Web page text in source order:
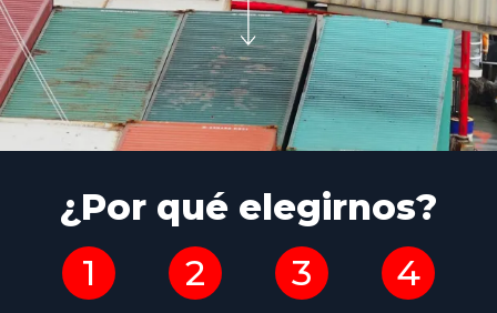
¿Por qué elegirnos?
1
2 3 4